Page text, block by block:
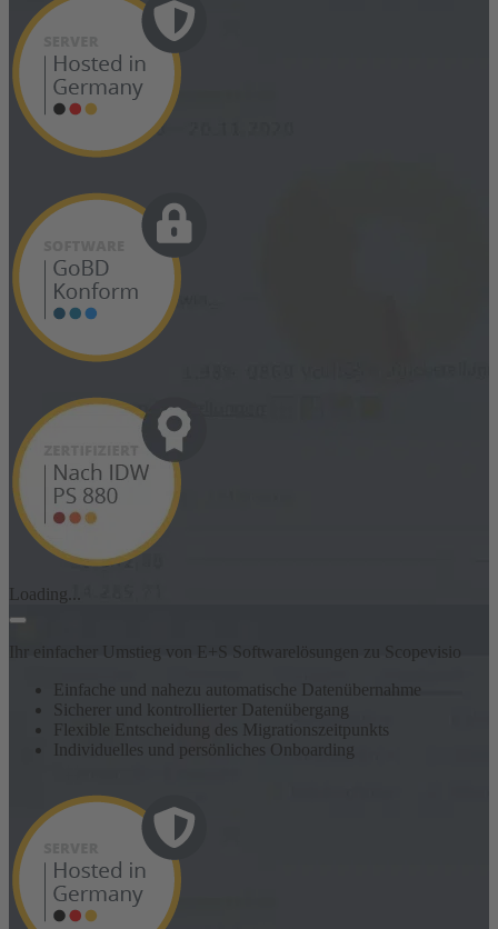
Loading...
Ihr einfacher Umstieg von E+S Softwarelösungen zu Scopevisio
Einfache und nahezu automatische Datenübernahme
Sicherer und kontrollierter Datenübergang
Flexible Entscheidung des Migrationszeitpunkts
Individuelles und persönliches Onboarding